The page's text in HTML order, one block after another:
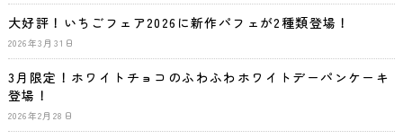
大好評！いちごフェア2026に新作パフェが2種類登場！
2026年3月31日
3月限定！ホワイトチョコのふわふわホワイトデーパンケーキ
登場！
2026年2月28日